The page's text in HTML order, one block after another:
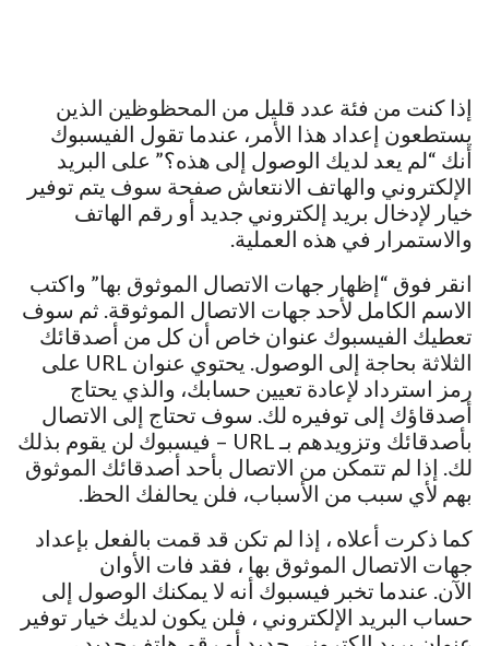
إذا كنت من فئة عدد قليل من المحظوظين الذين
يستطعون إعداد هذا الأمر، عندما تقول الفيسبوك
أنك “لم يعد لديك الوصول إلى هذه؟” على البريد
الإلكتروني والهاتف الانتعاش صفحة سوف يتم توفير
خيار لإدخال بريد إلكتروني جديد أو رقم الهاتف
والاستمرار في هذه العملية.
انقر فوق “إظهار جهات الاتصال الموثوق بها” واكتب
الاسم الكامل لأحد جهات الاتصال الموثوقة. ثم سوف
تعطيك الفيسبوك عنوان خاص أن كل من أصدقائك
الثلاثة بحاجة إلى الوصول. يحتوي عنوان URL على
رمز استرداد لإعادة تعيين حسابك، والذي يحتاج
أصدقاؤك إلى توفيره لك. سوف تحتاج إلى الاتصال
بأصدقائك وتزويدهم بـ URL – فيسبوك لن يقوم بذلك
لك. إذا لم تتمكن من الاتصال بأحد أصدقائك الموثوق
بهم لأي سبب من الأسباب، فلن يحالفك الحظ.
كما ذكرت أعلاه ، إذا لم تكن قد قمت بالفعل بإعداد
جهات الاتصال الموثوق بها ، فقد فات الأوان
الآن. عندما تخبر فيسبوك أنه لا يمكنك الوصول إلى
حساب البريد الإلكتروني ، فلن يكون لديك خيار توفير